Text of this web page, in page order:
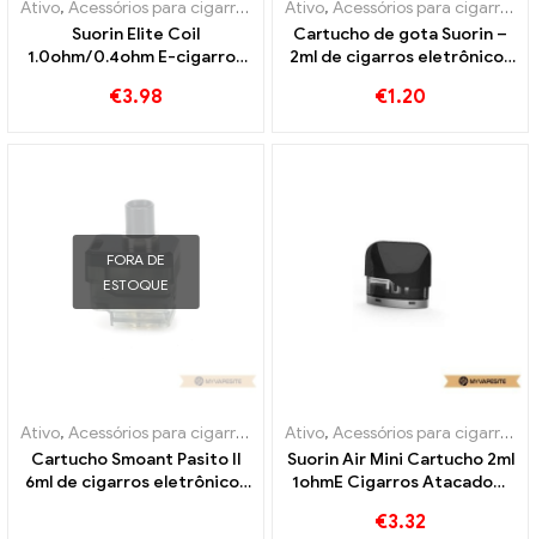
Ativo, Acessórios para cigarros eletrônicos ,Evaporador
Suorin Elite Coil
1.0ohm/0.4ohm E-cigarros
€3.98
Ativo, Acessórios para cigarros eletrônicos
Cartucho de gota Suorin –
2ml de cigarros eletrônicos
€1.20
FORA DE
ESTOQUE
Ativo, Acessórios para cigarros eletrônicos ,Evaporador
Cartucho Smoant Pasito II
6ml de cigarros eletrônicos
Ativo, Acessórios para cigarros eletrônicos
Suorin Air Mini Cartucho 2ml
1ohmE Cigarros Atacado丨
€3.32